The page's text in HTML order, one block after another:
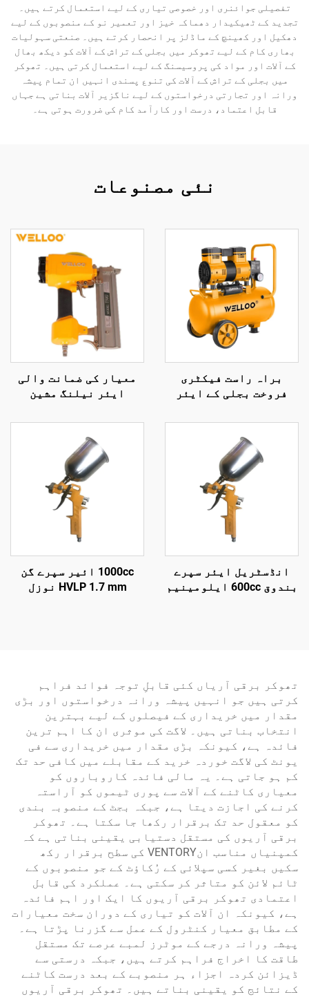
تفصیلی جوائنری اور خصوصی تیاری کے لیے استعمال کرتے ہیں۔
تجدید کے ٹھیکیدار دھماکہ خیز اور تعمیر نو کے منصوبوں کے لیے
دھکیل اور کھینچ کے ماڈلز پر انحصار کرتے ہیں۔ صنعتی سہولیات
بھاری کام کے لیے تھوکر میں بجلی کے تراش کے آلات کو دیکھ بھال
کے آلات اور مواد کی پروسیسنگ کے لیے استعمال کرتی ہیں۔ تھوکر
میں بجلی کے تراش کے آلات کی تنوع پسندی انہیں ان تمام پیشہ
ورانہ اور تجارتی درخواستوں کے لیے ناگزیر آلات بناتی ہے جہاں
قابل اعتماد، درست اور کارآمد کام کی ضرورت ہوتی ہے۔
نئی مصنوعات
براہ راست فیکٹری
فروخت بجلی کے ایئر
منتقلی 100 لیٹر/منٹ،
1300 ویٹ بجلی سے چلنے
والا ایئر کولڈ کمپریسر
معیار کی ضمانت والی
ایئر نیلنگ مشین
نیلنگ مشین
انڈسٹریل ایئر سپرے
بندوق 600cc ایلومینیم
1000cc ائیر سپرے گن
HVLP 1.7 mm نوزل
تھوکر برقی آریاں کئی قابلِ توجہ فوائد فراہم
کرتی ہیں جو انہیں پیشہ ورانہ درخواستوں اور بڑی
مقدار میں خریداری کے فیصلوں کے لیے بہترین
انتخاب بناتی ہیں۔ لاگت کی موثری ان کا اہم ترین
فائدہ ہے، کیونکہ بڑی مقدار میں خریداری سے فی
یونٹ کی لاگت خوردہ خرید کے مقابلے میں کافی حد تک
کم ہو جاتی ہے۔ یہ مالی فائدہ کاروباروں کو
معیاری کاٹنے کے آلات سے پوری ٹیموں کو آراستہ
کرنے کی اجازت دیتا ہے، جبکہ بجٹ کے منصوبہ بندی
کو معقول حد تک برقرار رکھا جا سکتا ہے۔ تھوکر
برقی آریوں کی مستقل دستیابی یقینی بناتی ہے کہ
کمپنیاں مناسب انVENTORY کی سطح برقرار رکھ
سکیں بغیر کسی سپلائی کے رُکاؤٹ کے جو منصوبوں کے
ٹائم لائن کو متاثر کر سکتی ہے۔ عملکرد کی قابل
اعتمادی تھوکر برقی آریوں کا ایک اور اہم فائدہ
ہے، کیونکہ ان آلات کو تیاری کے دوران سخت معیارات
کے مطابق معیار کنٹرول کے عمل سے گزرنا پڑتا ہے۔
پیشہ ورانہ درجے کے موٹرز لمبے عرصے تک مستقل
طاقت کا اخراج فراہم کرتے ہیں، جبکہ درستی سے
ڈیزائن کردہ اجزاء ہر منصوبے کے بعد درست کاٹنے
کے نتائج کو یقینی بناتے ہیں۔ تھوکر برقی آریوں